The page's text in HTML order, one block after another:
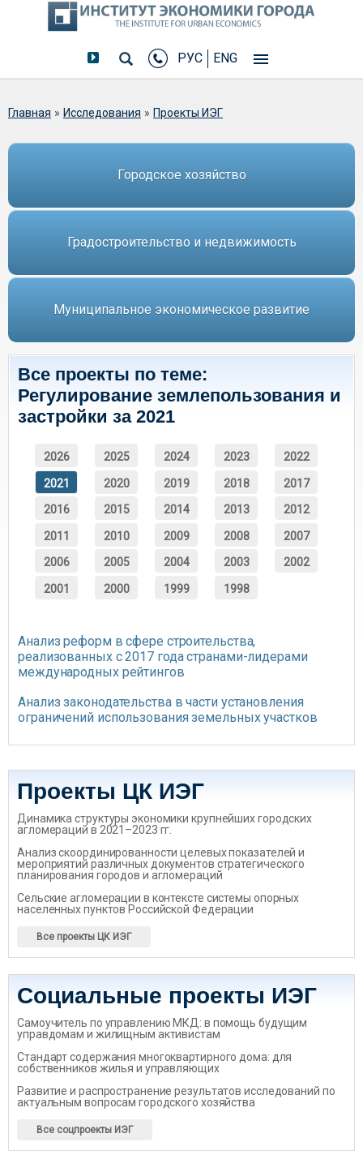
РУС ENG
Вы здесь
Главная » Исследования » Проекты ИЭГ
Городское хозяйство
Градостроительство и недвижимость
Муниципальное экономическое развитие
Все проекты по теме:
Регулирование землепользования и
застройки за 2021
2026 2025 2024 2023 2022
2021 2020 2019 2018 2017
2016 2015 2014 2013 2012
2011 2010 2009 2008 2007
2006 2005 2004 2003 2002
2001 2000 1999 1998
Анализ реформ в сфере строительства,
реализованных с 2017 года странами-лидерами
международных рейтингов
Анализ законодательства в части установления
ограничений использования земельных участков
Проекты ЦК ИЭГ
Динамика структуры экономики крупнейших городских
агломераций в 2021–2023 гг.
Анализ скоординированности целевых показателей и
мероприятий различных документов стратегического
планирования городов и агломераций
Сельские агломерации в контексте системы опорных
населенных пунктов Российской Федерации
Все проекты ЦК ИЭГ
Социальные проекты ИЭГ
Самоучитель по управлению МКД: в помощь будущим
управдомам и жилищным активистам
Стандарт содержания многоквартирного дома: для
собственников жилья и управляющих
Развитие и распространение результатов исследований по
актуальным вопросам городского хозяйства
Все соцпроекты ИЭГ